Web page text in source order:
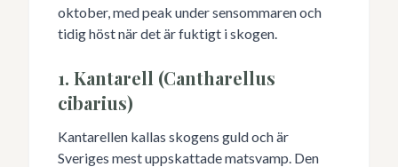
oktober, med peak under sensommaren och
tidig höst när det är fuktigt i skogen.
1. Kantarell (Cantharellus
cibarius)
Kantarellen kallas skogens guld och är
Sveriges mest uppskattade matsvamp. Den